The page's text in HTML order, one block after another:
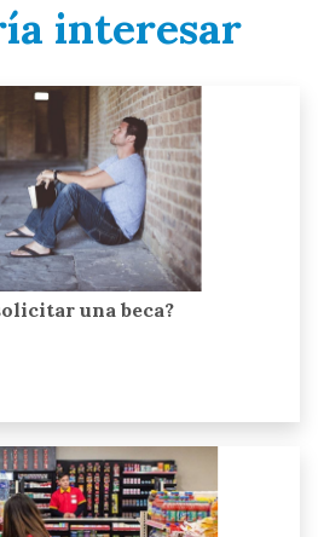
interesar
una beca?